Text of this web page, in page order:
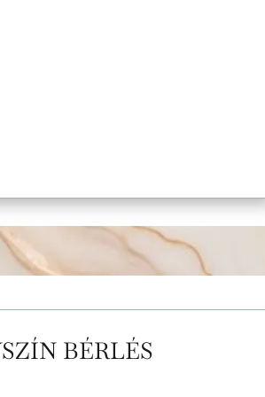
BÉRLÉS